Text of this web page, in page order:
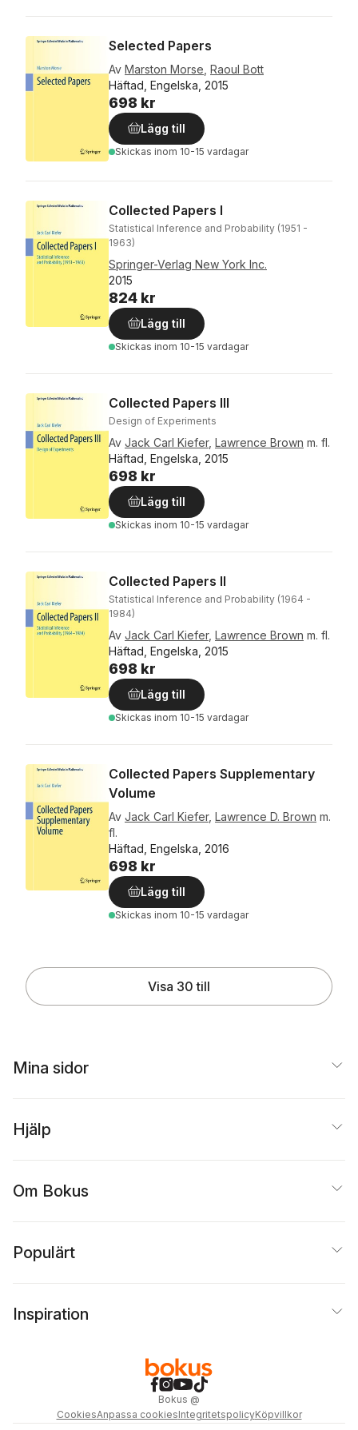
Selected Papers
Av Marston Morse Raoul Bott
Häftad, Engelska, 2015
698 kr
Lägg till
Skickas inom 10-15 vardagar
Collected Papers I
Statistical Inference and Probability (1951 -
1963)
Springer-Verlag New York Inc.
2015
824 kr
Lägg till
Skickas inom 10-15 vardagar
Collected Papers III
Design of Experiments
Av Jack Carl Kiefer, Lawrence Brown m. fl.
Häftad, Engelska, 2015
698 kr
Lägg till
Skickas inom 10-15 vardagar
Collected Papers II
Statistical Inference and Probability (1964 -
1984)
Av Jack Carl Kiefer, Lawrence Brown m. fl.
Häftad, Engelska, 2015
698 kr
Lägg till
Skickas inom 10-15 vardagar
Collected Papers Supplementary
Volume
Av Jack Carl Kiefer, Lawrence D. Brown m.
fl.
Häftad, Engelska, 2016
698 kr
Lägg till
Skickas inom 10-15 vardagar
Visa 30 till
Mina sidor
Hjälp
Om Bokus
Populärt
Inspiration
Bokus @
CookiesAnpassa cookiesIntegritetspolicyKöpvillkor